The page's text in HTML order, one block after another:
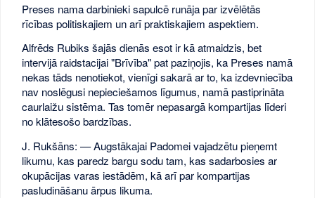
Preses nama darbinieki sapulcē runāja par izvēlētās
rīcības politiskajiem un arī praktiskajiem aspektiem.
Alfrēds Rubiks šajās dienās esot ir kā atmaidzis, bet
intervijā raidstacijai "Brīvība" pat paziņojis, ka Preses namā
nekas tāds nenotiekot, vienīgi sakarā ar to, ka izdevniecība
nav noslēgusi nepieciešamos līgumus, namā pastiprināta
caurlaižu sistēma. Tas tomēr nepasargā kompartijas līderi
no klātesošo bardzības.
J. Rukšāns: — Augstākajai Padomei vajadzētu pieņemt
likumu, kas paredz bargu sodu tam, kas sadarbosies ar
okupācijas varas iestādēm, kā arī par kompartijas
pasludināšanu ārpus likuma.